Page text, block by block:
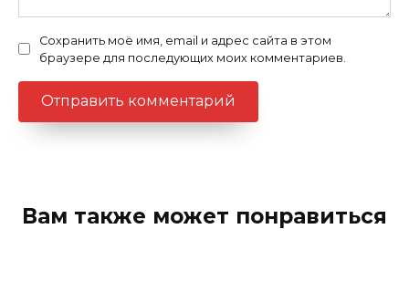
Сохранить моё имя, email и адрес сайта в этом
браузере для последующих моих комментариев.
Вам также может понравиться